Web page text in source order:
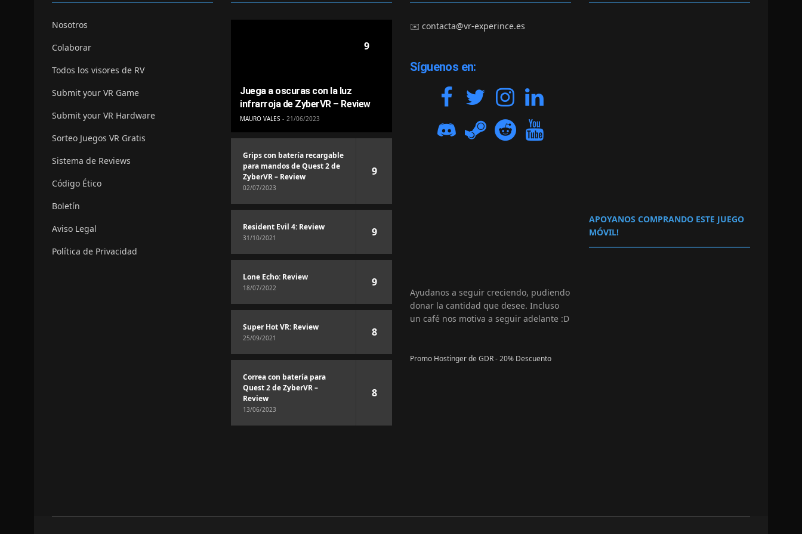
Nosotros
Colaborar
Todos los visores de RV
Submit your VR Game
Submit your VR Hardware
Sorteo Juegos VR Gratis
Sistema de Reviews
Código Ético
Boletín
Aviso Legal
Política de Privacidad
9
Juega a oscuras con la luz
infrarroja de ZyberVR – Review
MAURO VALES 21/06/2023
Grips con batería recargable
para mandos de Quest 2 de
ZyberVR – Review
02/07/2023
9
Resident Evil 4: Review
31/10/2021 9
Lone Echo: Review
18/07/2022 9
Super Hot VR: Review
25/09/2021 8
Correa con batería para
Quest 2 de ZyberVR –
Review
13/06/2023
8
✉️contacta@vr-experince.es
Síguenos en:
Ayudanos a seguir creciendo, pudiendo
donar la cantidad que desee. Incluso
un café nos motiva a seguir adelante :D
Promo Hostinger de GDR - 20% Descuento
APOYANOS COMPRANDO ESTE JUEGO
MÓVIL!